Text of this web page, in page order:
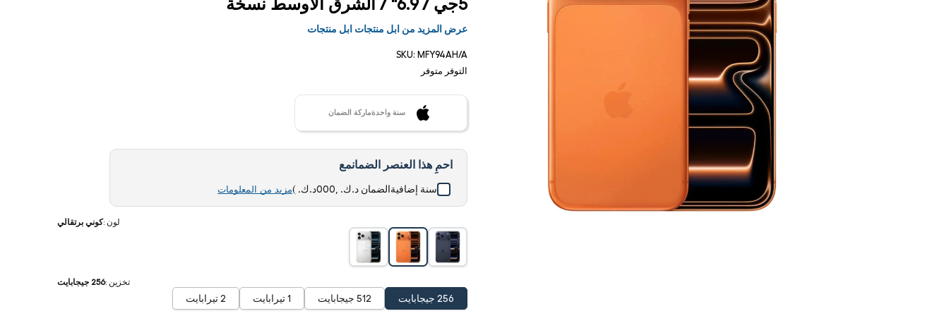
إكسبريس في نفس يوم توصيل
5جي / 6.9" / الشرق الأوسط نسخة
عرض المزيد من ابل منتجات ابل منتجات
SKU: MFY94AH/A
التوفر
متوفر
سنة واحدةماركة الضمان
احمِ هذا العنصر الضمانمع
سنة إضافيةالضمان د.ك. ,000د.ك. )مزيد من المعلومات
لون :كوني برتقالي
تخزين :256 جيجابايت
256 جيجابايت 512 جيجابايت 1 تيرابايت 2 تيرابايت